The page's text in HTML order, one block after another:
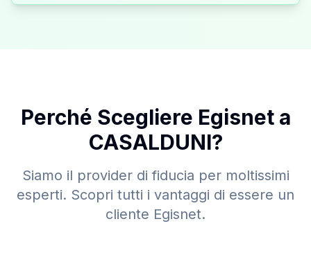
Perché Scegliere Egisnet a
CASALDUNI?
Siamo il provider di fiducia per moltissimi
esperti. Scopri tutti i vantaggi di essere un
cliente Egisnet.